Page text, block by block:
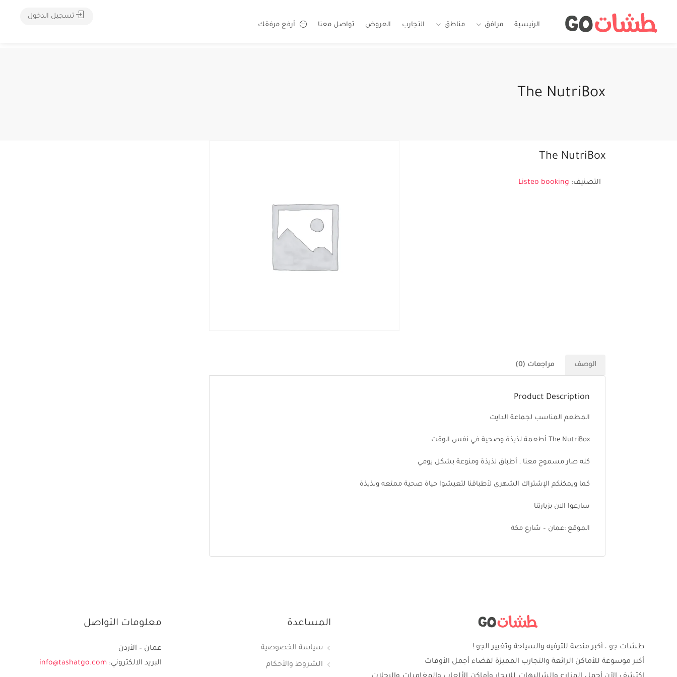
الرئيسية مرافق مناطق التجارب العروض تواصل معنا أرفع مرفقك
تسجيل الدخول
The NutriBox
The NutriBox
التصنيف: Listeo booking
الوصف مراجعات (0)
Product Description
المطعم المناسب لجماعة الدايت
The NutriBox أطعمة لذيذة وصحية في نفس الوقت
كله صار مسموح معنا , أطباق لذيذة ومنوعة بشكل يومي
كما ويمكنكم الإشتراك الشهري لأطباقنا لتعيشوا حياة صحية ممتعه ولذيذة
سارعوا الان بزيارتنا
الموقع :عمان – شارع مكة
طشات جو ، أكبر منصة للترفيه والسياحة وتغيير الجو !
أكبر موسوعة للأماكن الرائعة والتجارب المميزة لقضاء أجمل الأوقات
المساعدة
سياسة الخصوصية
الشروط والأحكام
معلومات التواصل
عمان – الأردن
البريد الالكتروني: info@tashatgo.com